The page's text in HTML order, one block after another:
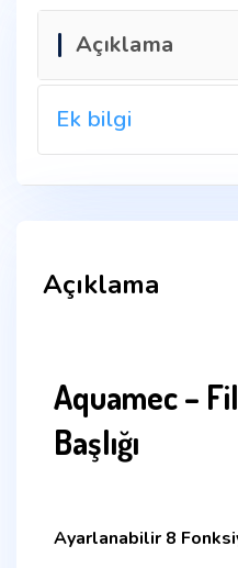
Açıklama
Ek bilgi
Açıklama
Aquamec –
Başlığı
Ayarlanabilir 8